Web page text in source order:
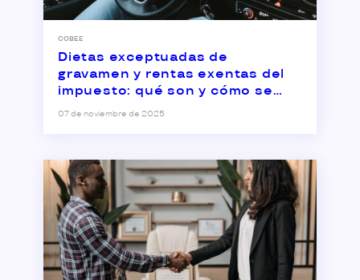
COBEE
Dietas exceptuadas de
gravamen y rentas exentas del
impuesto: qué son y cómo se
aplican
07 de noviembre de 2025